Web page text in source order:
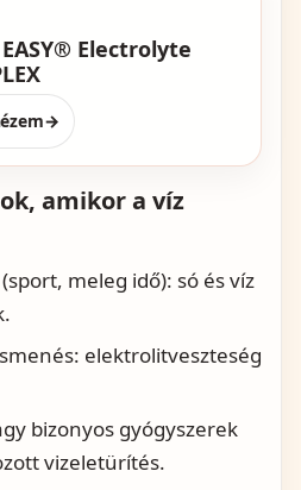
EASY® Electrolyte
→
amikor a víz
meleg idő): só és víz
elektrolitveszteség
bizonyos gyógyszerek
vizeletürítés.